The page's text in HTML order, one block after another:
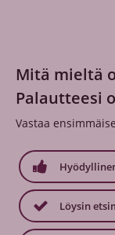
Mitä mieltä
Palautteesi
Vastaa
Löysin